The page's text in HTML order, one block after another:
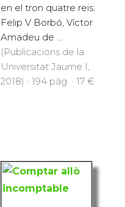
en el tron quatre reis:
Felip V Borbó, Víctor
Amadeu de ...
(Publicacions de la
Universitat Jaume I,
2018) · 194 pàg. · 17 €